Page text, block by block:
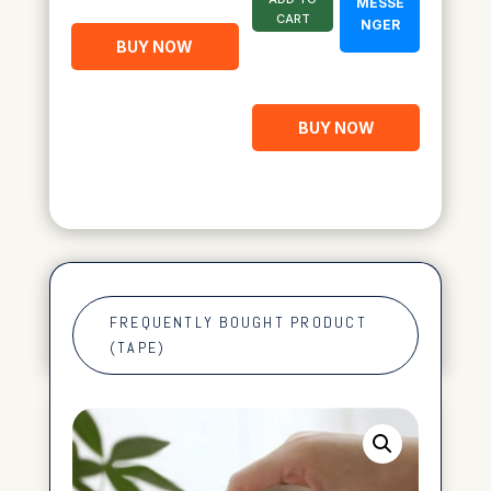
BUY NOW
CART
NGER
BUY NOW
FREQUENTLY BOUGHT PRODUCT
(TAPE)